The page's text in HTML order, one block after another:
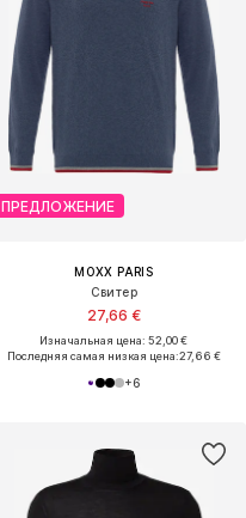
ПРЕДЛОЖЕНИЕ
MOXX PARIS
Свитер
27,66 €
Изначальная цена: 52,00 €
Последняя самая низкая цена:27,66 €
+6